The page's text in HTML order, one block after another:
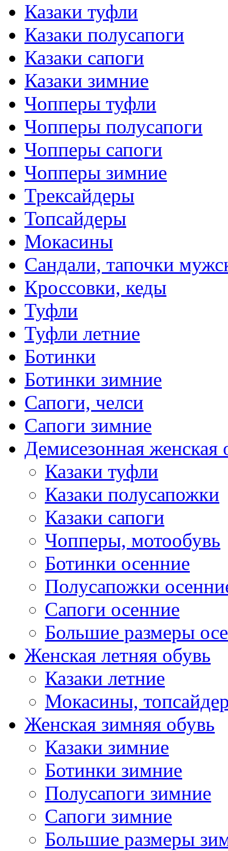
Казаки туфли
Казаки полусапоги
Казаки сапоги
Казаки зимние
Чопперы туфли
Чопперы полусапоги
Чопперы сапоги
Чопперы зимние
Трексайдеры
Топсайдеры
Мокасины
Сандали, тапочки
Кроссовки, кеды
Туфли
Туфли летние
Ботинки
Ботинки зимние
Сапоги, челси
Сапоги зимние
Демисезонная женская
Казаки туфли
Казаки полусапожки
Казаки сапоги
Чопперы, мотообувь
Ботинки осенние
Полусапожки
Сапоги осенние
Большие размеры
Женская летняя обувь
Казаки летние
Мокасины,
Женская зимняя обувь
Казаки зимние
Ботинки зимние
Полусапоги зимние
Сапоги зимние
Большие размеры